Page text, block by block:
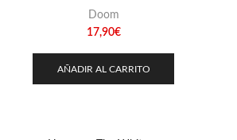
Doom
17,90€
AÑADIR AL CARRITO